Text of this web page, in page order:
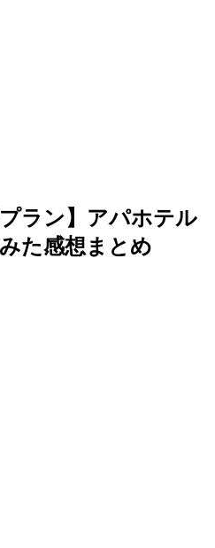
ラン】アパホテル
た感想まとめ